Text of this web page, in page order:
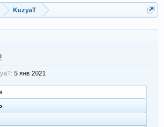
KuzyaT
5 янв 2021